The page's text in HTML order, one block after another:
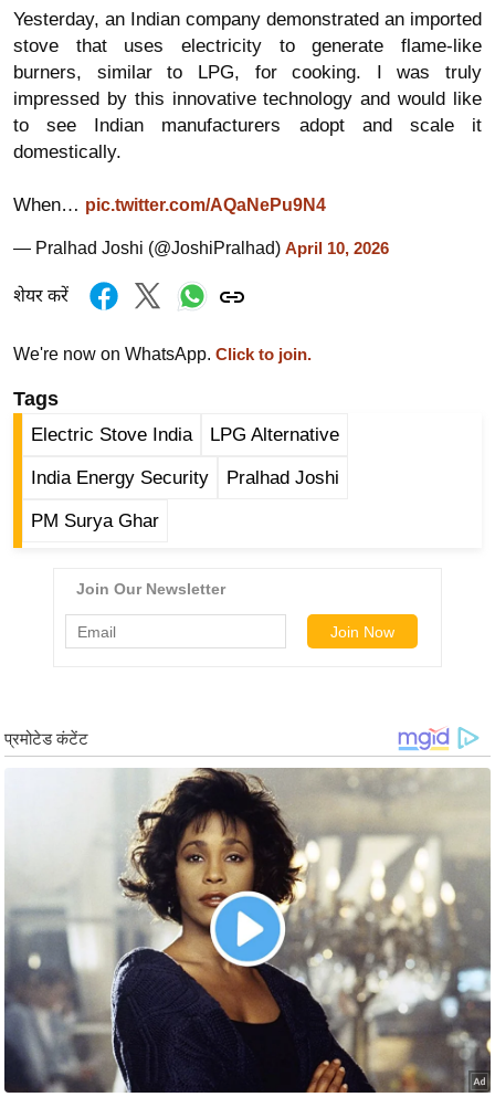
बॉ
ली
वु
ड
वु
फि
ल्म
मी
B
e
k
s
ला
ल
टे
क्नॉ
जी
ब्यू
टी
Yesterday, an Indian company demonstrated an imported
stove that uses electricity to generate flame-like
burners, similar to LPG, for cooking. I was truly
impressed by this innovative technology and would like
to see Indian manufacturers adopt and scale it
domestically.
When… pic.twitter.com/AQaNePu9N4
— Pralhad Joshi (@JoshiPralhad) April 10, 2026
शेयर करें
We're now on WhatsApp. Click to join.
Tags
Electric Stove India LPG Alternative
India Energy Security Pralhad Joshi
PM Surya Ghar